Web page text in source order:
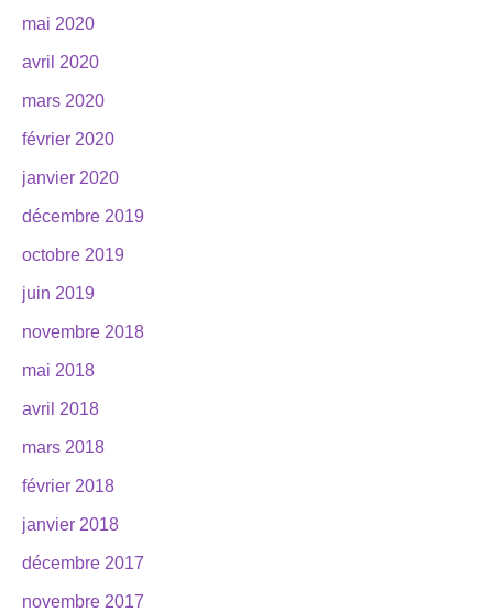
mai 2020
avril 2020
mars 2020
février 2020
janvier 2020
décembre 2019
octobre 2019
juin 2019
novembre 2018
mai 2018
avril 2018
mars 2018
février 2018
janvier 2018
décembre 2017
novembre 2017